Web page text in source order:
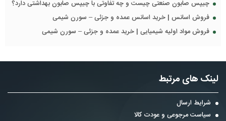
چیپس صابون صنعتی چیست و چه تفاوتی با چیپس صابون بهداشتی دارد؟
فروش اسانس | خرید اسانس عمده و جزئی – سورن شیمی
فروش مواد اولیه شیمیایی | خرید عمده و جزئی – سورن شیمی
لینک های مرتبط
شرایط ارسال
سیاست مرجوعی و عودت کالا